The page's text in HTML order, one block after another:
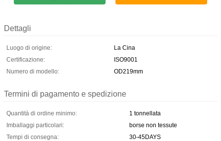
Dettagli
Luogo di origine:
La Cina
Certificazione:
ISO9001
Numero di modello:
OD219mm
Termini di pagamento e spedizione
Quantità di ordine minimo:
1 tonnellata
Imballaggi particolari:
borse non tessute
Tempi di consegna:
30-45DAYS